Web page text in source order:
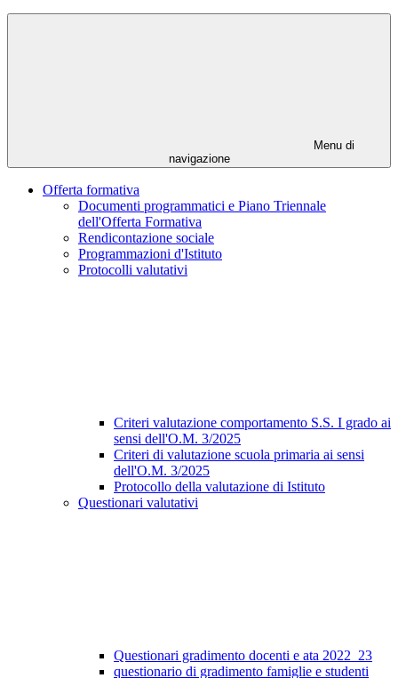
Menu di
navigazione
Offerta formativa
Documenti programmatici e Piano Triennale
dell'Offerta Formativa
Rendicontazione sociale
Programmazioni d'Istituto
Protocolli valutativi
Criteri valutazione comportamento S.S. I grado ai
sensi dell'O.M. 3/2025
Criteri di valutazione scuola primaria ai sensi
dell'O.M. 3/2025
Protocollo della valutazione di Istituto
Questionari valutativi
Questionari gradimento docenti e ata 2022_23
questionario di gradimento famiglie e studenti